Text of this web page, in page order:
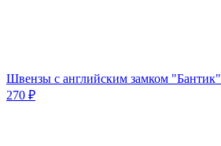
Швензы с английским замком "Бантик"
270 ₽